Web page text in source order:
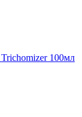
Trichomizer 100мл